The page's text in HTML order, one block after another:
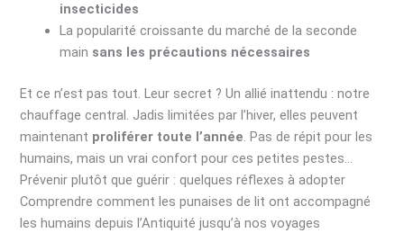
insecticides
La popularité croissante du marché de la seconde
main sans les précautions nécessaires
Et ce n’est pas tout. Leur secret ? Un allié inattendu : notre
chauffage central. Jadis limitées par l’hiver, elles peuvent
maintenant proliférer toute l’année. Pas de répit pour les
humains, mais un vrai confort pour ces petites pestes…
Prévenir plutôt que guérir : quelques réflexes à adopter
Comprendre comment les punaises de lit ont accompagné
les humains depuis l’Antiquité jusqu’à nos voyages